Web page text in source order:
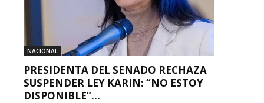
NACIONAL
PRESIDENTA DEL SENADO RECHAZA
SUSPENDER LEY KARIN: “NO ESTOY
DISPONIBLE”...